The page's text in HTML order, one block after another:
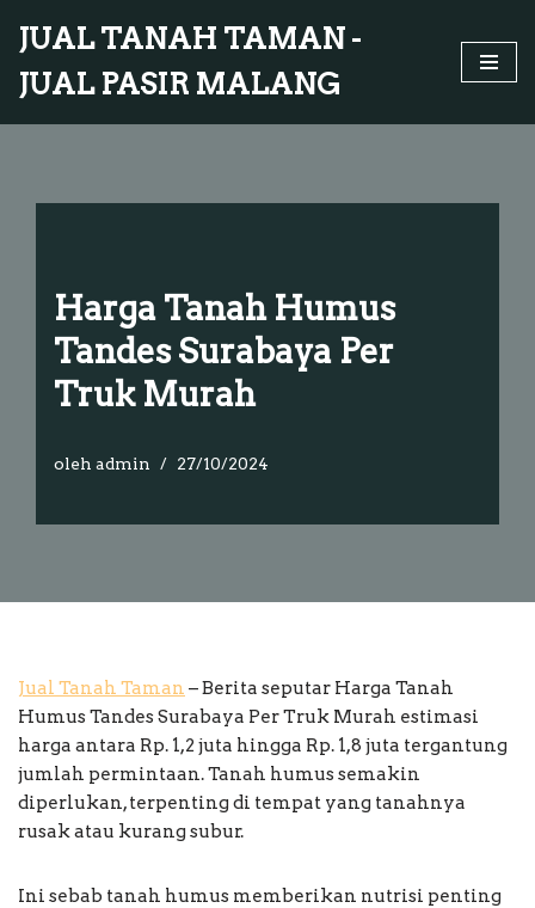
ke
konten
JUAL TANAH TAMAN -
JUAL PASIR MALANG
Harga Tanah Humus
Tandes Surabaya Per
Truk Murah
oleh admin 27/10/2024
Jual Tanah Taman – Berita seputar Harga Tanah
Humus Tandes Surabaya Per Truk Murah estimasi
harga antara Rp. 1,2 juta hingga Rp. 1,8 juta tergantung
jumlah permintaan. Tanah humus semakin
diperlukan, terpenting di tempat yang tanahnya
rusak atau kurang subur.
Ini sebab tanah humus memberikan nutrisi penting